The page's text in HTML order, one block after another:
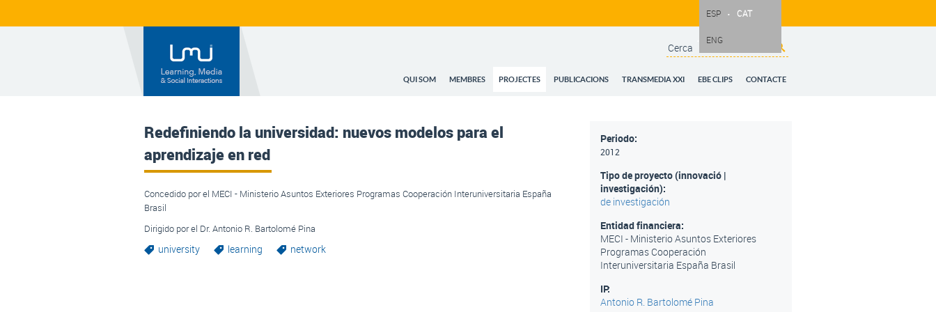
Search form
Search
QUI SOM MEMBRES PROJECTES PUBLICACIONS TRANSMEDIA XXI EBE CLIPS CONTACTE
ESP CAT
ENG
Redefiniendo la universidad: nuevos modelos para el
aprendizaje en red
Concedido por el MECI - Ministerio Asuntos Exteriores Programas Cooperación Interuniversitaria España
Brasil
Dirigido por el Dr. Antonio R. Bartolomé Pina
university learning network
Periodo:
2012
Tipo de proyecto (innovació |
investigación):
de investigación
Entidad financiera:
MECI - Ministerio Asuntos Exteriores
Programas Cooperación
Interuniversitaria España Brasil
IP:
Antonio R. Bartolomé Pina